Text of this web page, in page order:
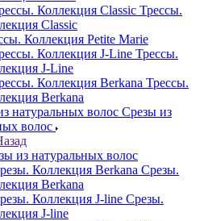
Трессы.
Classic
Коллекция Petite Marie
Трессы.
J-Line
Трессы.
Berkana
Срезы из
волос
из натуральных волос
Срезы.
Berkana
Срезы.
J-line